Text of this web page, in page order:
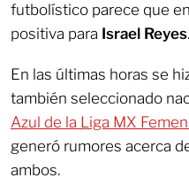
futbolístico parece que
positiva para Israel Reyes.
En las últimas horas se
también seleccionado
Azul de la Liga MX
generó rumores acerca
ambos.